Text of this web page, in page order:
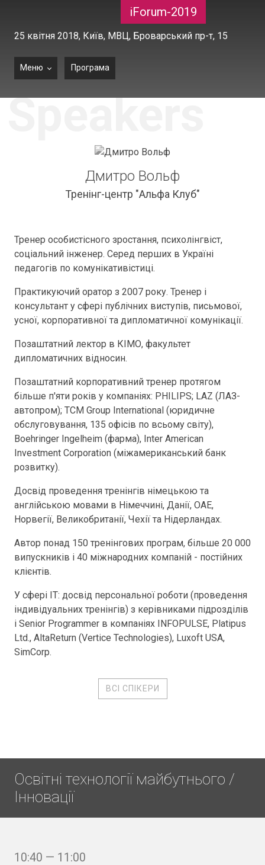
iForum-2019
25 квітня 2018, Київ, МВЦ, Броварський пр-т, 15
Меню Програма
Speakers
Дмитро Вольф
Тренінг-центр "Альфа Клуб"
Тренер особистісного зростання, психолінгвіст,
соціальний інженер. Серед перших в Україні
педагогів по комунікативістиці.
Практикуючий оратор з 2007 року. Тренер і
консультант у сфері публічних виступів, письмової,
усної, корпоративної та дипломатичної комунікації.
Позаштатний лектор в КІМО, факультет
дипломатичних відносин.
Позаштатний корпоративний тренер протягом
більше п'яти років у компаніях: PHILIPS; LAZ (ЛАЗ-
автопром); TCM Group International (юридичне
обслуговування, 135 офісів по всьому світу),
Boehringer Ingelheim (фарма), Inter American
Investment Corporation (міжамериканський банк
розвитку).
Досвід проведення тренінгів німецькою та
англійською мовами в Німеччині, Данії, ОАЕ,
Норвегії, Великобританії, Чехії та Нідерландах.
Автор понад 150 тренінгових програм, більше 20 000
випускників і 40 міжнародних компаній - постійних
клієнтів.
У сфері IT: досвід персональної роботи (проведення
індивідуальних тренінгів) з керівниками підрозділів
і Senior Programmer в компаніях INFOPULSE, Platipus
Ltd., AltaReturn (Vertice Technologies), Luxoft USA,
SimCorp.
ВСІ СПІКЕРИ
Освітні технології майбутнього /
Інновації
10:40 — 11:00